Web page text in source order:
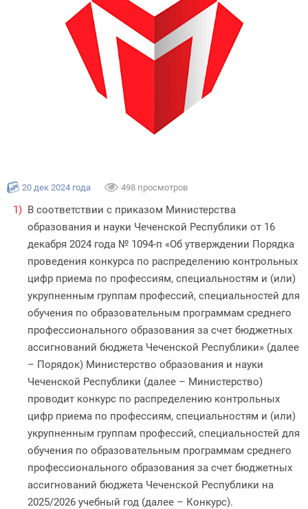
20 дек 2024 года 498 просмотров
В соответствии с приказом Министерства
образования и науки Чеченской Республики от 16
декабря 2024 года № 1094-п «Об утвержде­нии Порядка
проведения конкурса по распределению контрольных
цифр прие­ма по профессиям, специальностям и (или)
укрупненным группам профессий, специальностей для
обучения по образовательным программам среднего
профессионального образования за счет бюджетных
ассигнований бюджета Чеченской Республики» (далее
– Порядок) Министерство образования и науки
Чеченской Республики (далее – Министерство)
проводит конкурс по распределению контрольных
цифр приема по профессиям, специальностям и (или)
укрупненным группам профессий, специальностей для
обучения по образовательным программам среднего
профессионального образования за счет бюджетных
ассигнований бюджета Чеченской Республики на
2025/2026 учебный год (далее – Конкурс).